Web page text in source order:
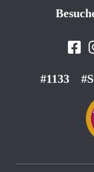
#1133